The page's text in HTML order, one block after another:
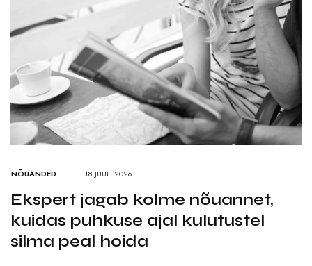
NÕUANDED 18.JUULI 2026
Ekspert jagab kolme nõuannet,
kuidas puhkuse ajal kulutustel
silma peal hoida